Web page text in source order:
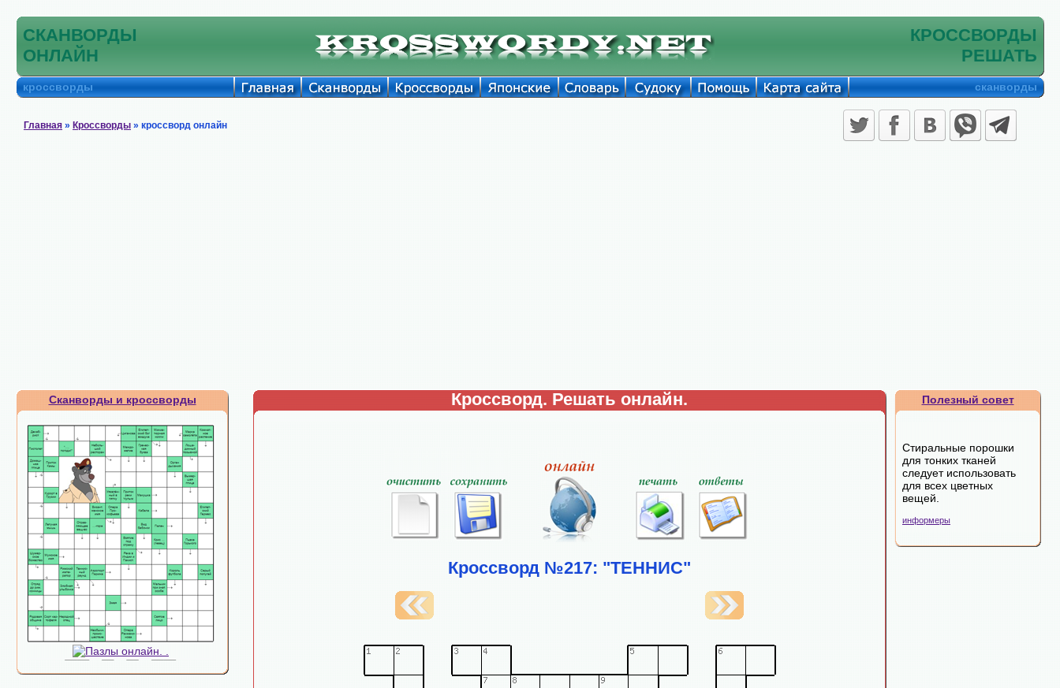
СКАНВОРДЫ
ОНЛАЙН
КРОССВОРДЫ
РЕШАТЬ
кроссворды сканворды
Главная » Кроссворды » кроссворд онлайн
Сканворды и кроссворды Кроссворд. Решать онлайн.
Кроссворд №217: "ТЕННИС"
Полезный совет
Стиральные порошки
для тонких тканей
следует использовать
для всех цветных
вещей.
информеры